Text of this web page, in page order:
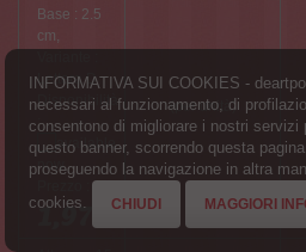
INFORMATIVA SUI COOKIES -
necessari al funzionamento, di
consentono di migliorare i nostri servizi
questo banner, scorrendo questa
proseguendo la navigazione in altra
cookies.
CHIUDI MAGGIORI
Base : 2.5
cm,
Lettera D
Disponibilità
:
1,97 €
(per unità)